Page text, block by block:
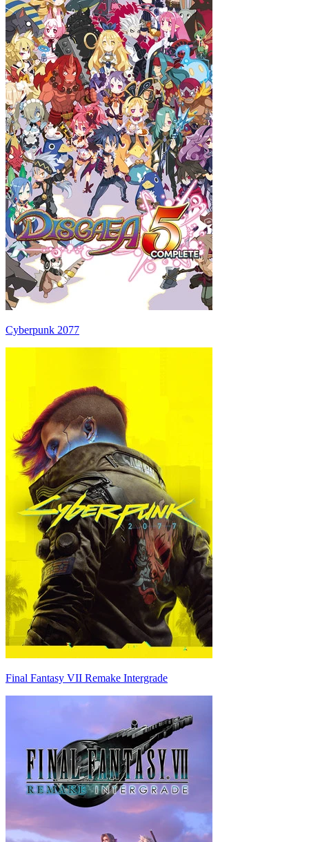
Cyberpunk 2077
Final Fantasy VII Remake Intergrade